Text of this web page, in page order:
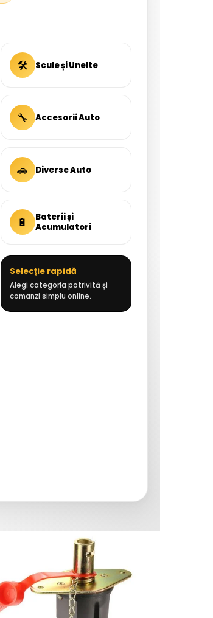
🛠 Scule și Unelte
🔧 Accesorii Auto
🚗 Diverse Auto
🔋
Baterii și
Acumulatori
Selecție rapidă
Alegi categoria potrivită și
comanzi simplu online.